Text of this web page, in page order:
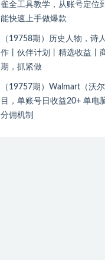
雀全工具教学，从账号定位
能快速上手做爆款
（19758期）历史人物，诗
作丨伙伴计划丨精选收益丨
期，抓紧做
（19757期）Walmart（沃
目，单账号日收益20+ 单电
分佣机制